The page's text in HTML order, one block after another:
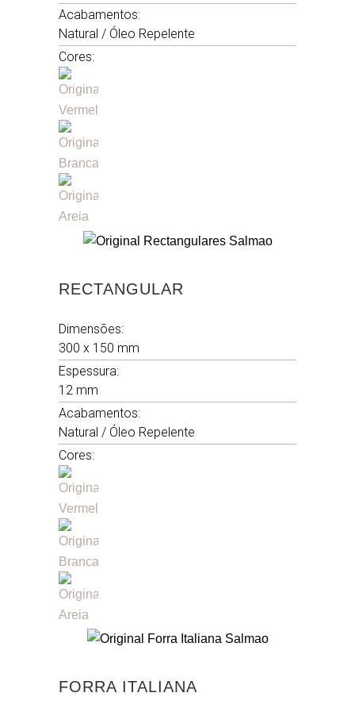
Acabamentos:
Natural / Óleo Repelente
Cores:
RECTANGULAR
Dimensões:
300 x 150 mm
Espessura:
12 mm
Acabamentos:
Natural / Óleo Repelente
Cores:
FORRA ITALIANA